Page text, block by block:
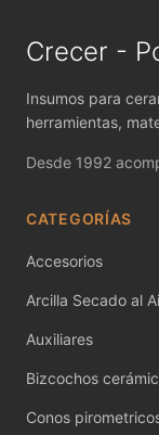
MAYCO
MAYCO
MAYCO
MAYCO
MAYCO
Crecer -
Insumos para
herramientas,
Desde 1992
CATEGORÍAS
Accesorios
Arcilla Secado al
Auxiliares
Bizcochos
Conos